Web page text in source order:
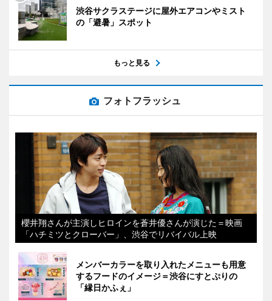
渋谷サクラステージに屋外エアコンやミスト
の「避暑」スポット
もっと見る
フォトフラッシュ
櫻井翔さんが主演しヒロインを蒼井優さんが演じた＝映画
「ハチミツとクローバー」、渋谷でリバイバル上映
メンバーカラーを取り入れたメニューも用意
するフードのイメージ＝渋谷にすとぷりの
「縁日かふぇ」